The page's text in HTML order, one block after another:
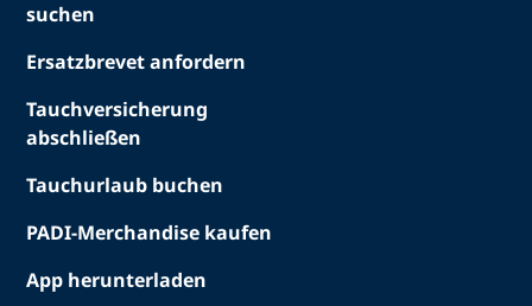
suchen
Ersatzbrevet anfordern
Tauchversicherung
abschließen
Tauchurlaub buchen
PADI-Merchandise kaufen
App herunterladen